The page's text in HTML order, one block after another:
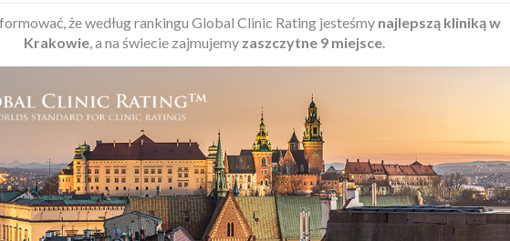
prawa zastrzeżoneże według rankingu Global Clinic Rating jesteśmy najlepszą kliniką w
Krakowie, a na świecie zajmujemy zaszczytne 9 miejsce.